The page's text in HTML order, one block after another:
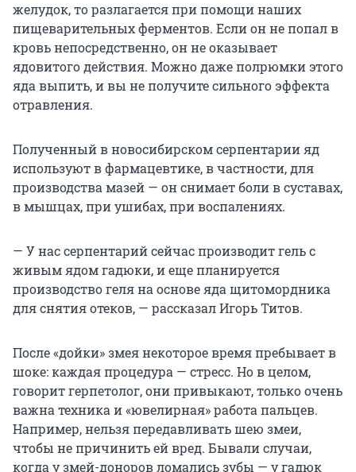
желудок, то разлагается при помощи наших
пищеварительных ферментов. Если он не попал в
кровь непосредственно, он не оказывает
ядовитого действия. Можно даже полрюмки этого
яда выпить, и вы не получите сильного эффекта
отравления.
Полученный в новосибирском серпентарии яд
используют в фармацевтике, в частности, для
производства мазей — он снимает боли в суставах,
в мышцах, при ушибах, при воспалениях.
— У нас серпентарий сейчас производит гель с
живым ядом гадюки, и еще планируется
производство геля на основе яда щитомордника
для снятия отеков, — рассказал Игорь Титов.
После «дойки» змея некоторое время пребывает в
шоке: каждая процедура — стресс. Но в целом,
говорит герпетолог, они привыкают, только очень
важна техника и «ювелирная» работа пальцев.
Например, нельзя передавливать шею змеи,
чтобы не причинить ей вред. Бывали случаи,
когда у змей-доноров ломались зубы — у гадюк